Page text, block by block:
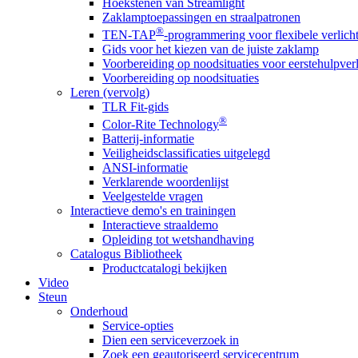
Zaklamptoepassingen en straalpatronen
TEN-TAP®-programmering voor flexibele
Gids voor het kiezen van de juiste zaklamp
Voorbereiding op noodsituaties voor
Voorbereiding op noodsituaties
Leren (vervolg)
TLR Fit-gids
Color-Rite Technology®
Batterij-informatie
Veiligheidsclassificaties uitgelegd
ANSI-informatie
Verklarende woordenlijst
Veelgestelde vragen
Interactieve demo's en trainingen
Interactieve straaldemo
Opleiding tot wetshandhaving
Catalogus Bibliotheek
Productcatalogi bekijken
Video
Steun
Onderhoud
Service-opties
Dien een serviceverzoek in
Zoek een geautoriseerd servicecentrum